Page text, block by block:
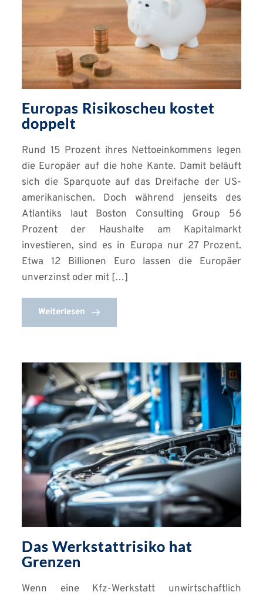
Europas Risikoscheu kostet
doppelt
Rund 15 Prozent ihres Nettoeinkommens legen
die Europäer auf die hohe Kante. Damit beläuft
sich die Sparquote auf das Dreifache der US-
amerikanischen. Doch während jenseits des
Atlantiks laut Boston Consulting Group 56
Prozent der Haushalte am Kapitalmarkt
investieren, sind es in Europa nur 27 Prozent.
Etwa 12 Billionen Euro lassen die Europäer
unverzinst oder mit […]
Weiterlesen
Das Werkstattrisiko hat
Grenzen
Wenn eine Kfz-Werkstatt unwirtschaftlich